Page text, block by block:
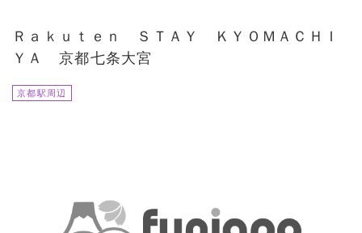
Ｒａｋｕｔｅｎ ＳＴＡＹ ＫＹＯＭＡＣＨＩ
ＹＡ 京都七条大宮
京都駅周辺